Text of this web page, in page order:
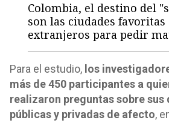
Colombia, el destino del
son las ciudades favoritas
extranjeros para pedir
Para el estudio, los
más de 450 participantes a
realizaron preguntas sobre
públicas y privadas de afecto,